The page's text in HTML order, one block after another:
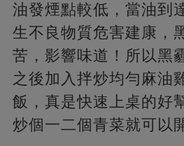
油發煙點較低，當油到
生不良物質危害建康，
苦，影響味道！所以黑
之後加入拌炒均勻麻油
飯，真是快速上桌的好
炒個一二個青菜就可以